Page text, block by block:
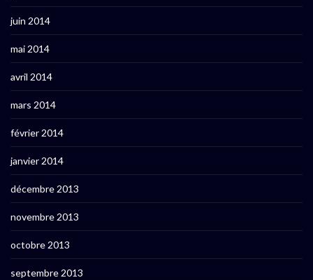
juin 2014
mai 2014
avril 2014
mars 2014
février 2014
janvier 2014
décembre 2013
novembre 2013
octobre 2013
septembre 2013